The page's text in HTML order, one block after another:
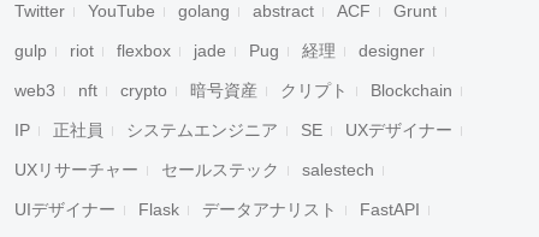
Twitter YouTube golang abstract ACF Grunt
gulp riot flexbox jade Pug 経理 designer
web3 nft crypto 暗号資産 クリプト Blockchain
IP 正社員 システムエンジニア SE UXデザイナー
UXリサーチャー セールステック salestech
UIデザイナー Flask データアナリスト FastAPI